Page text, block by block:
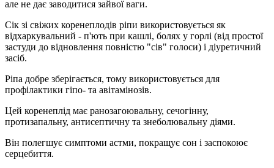
але не дає заводитися зайвої ваги.
Сік зі свіжих коренеплодів ріпи використовується як
відхаркувальний - п'ють при кашлі, болях у горлі (від простої
застуди до відновлення повністю "сів" голоси) і діуретичний
засіб.
Ріпа добре зберігається, тому використовується для
профілактики гіпо- та авітамінозів.
Цей коренеплід має ранозагоювальну, сечогінну,
протизапальну, антисептичну та знеболювальну діями.
Він полегшує симптоми астми, покращує сон і заспокоює
серцебиття.